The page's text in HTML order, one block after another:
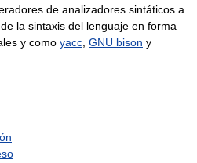
de analizadores sintáticos a
de la sintaxis del lenguaje en forma
y como yacc GNU bison y